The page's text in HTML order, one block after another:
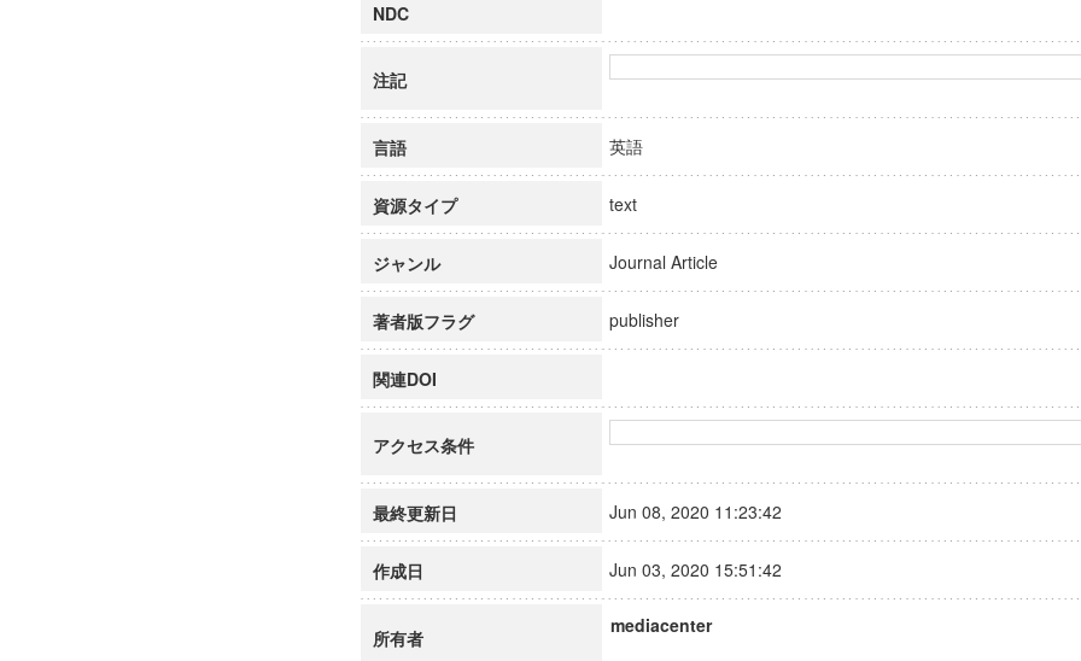
NDC
注記
言語 英語
資源タイプ text
ジャンル Journal Article
著者版フラグ publisher
関連DOI
アクセス条件
最終更新日 Jun 08, 2020 11:23:42
作成日 Jun 03, 2020 15:51:42
所有者
mediacenter